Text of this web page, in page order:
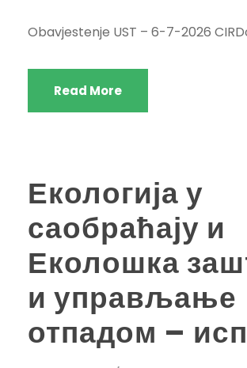
Obavjestenje UST – 6-7-2026
Read More
Екологија у
саобраћају и
Еколошка
и управљање
отпадом –